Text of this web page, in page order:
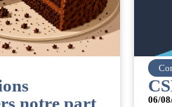
2026
RESTREINT